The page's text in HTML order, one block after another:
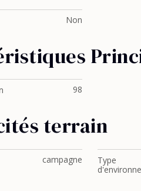
Non
98
terrain
campagne
Type